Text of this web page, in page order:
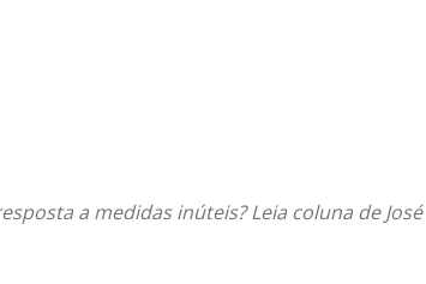
a medidas inúteis? Leia coluna de José